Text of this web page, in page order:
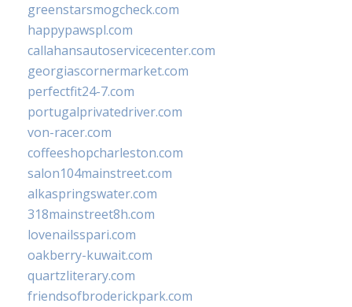
greenstarsmogcheck.com
happypawspl.com
callahansautoservicecenter.com
georgiascornermarket.com
perfectfit24-7.com
portugalprivatedriver.com
von-racer.com
coffeeshopcharleston.com
salon104mainstreet.com
alkaspringswater.com
318mainstreet8h.com
lovenailsspari.com
oakberry-kuwait.com
quartzliterary.com
friendsofbroderickpark.com